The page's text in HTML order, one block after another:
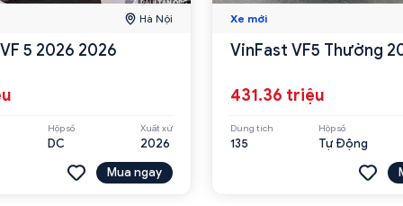
Hà Nội
5 2026 2026
Hộp số
DC
Xuất xứ
2026
Mua ngay
Xe mới
VinFast VF5 Thường
431.36 triệu
Dung tích
135
Hộp số
Tự Động